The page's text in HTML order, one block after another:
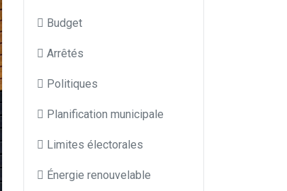
Budget
Arrêtés
Politiques
Planification municipale
Limites électorales
Énergie renouvelable